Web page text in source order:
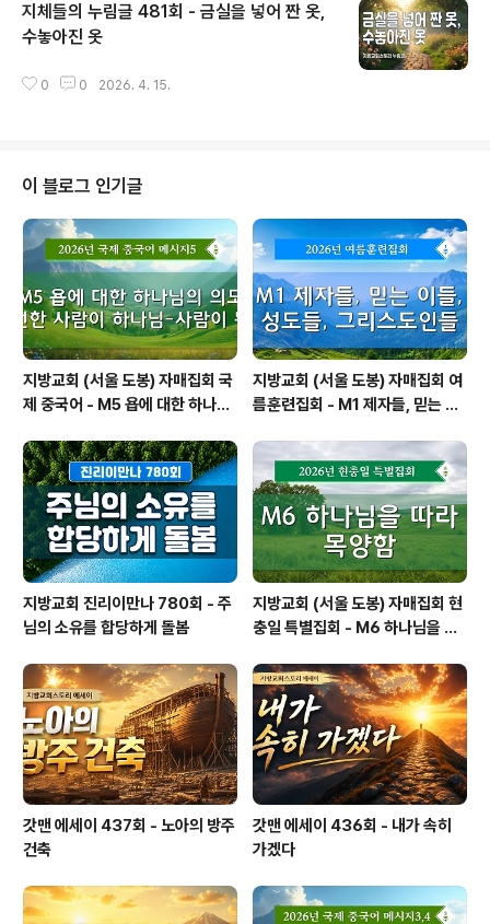
지체들의 누림글 481회 - 금실을 넣어 짠 옷,
수놓아진 옷
0 0 2026. 4. 15.
이 블로그 인기글
지방교회 (서울 도봉) 자매집회 국
제 중국어 - M5 욥에 대한 하나님
람이 됨
지방교회 (서울 도봉) 자매집회 여
름훈련집회 - M1 제자들, 믿는 이
지방교회 진리이만나 780회 - 주
님의 소유를 합당하게 돌봄
지방교회 (서울 도봉) 자매집회 현
충일 특별집회 - M6 하나님을 따
갓맨 에세이 437회 - 노아의 방주
건축
갓맨 에세이 436회 - 내가 속히
가겠다